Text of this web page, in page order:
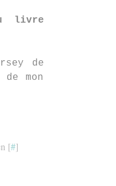
livre
de
mon
[#]